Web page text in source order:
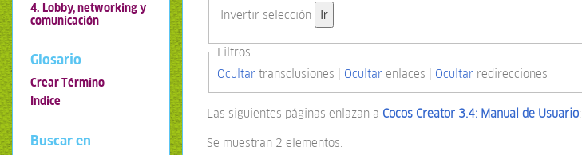
Invertir selección
Filtros
Ocultartransclusiones | Ocultarenlaces | Ocultarredirecciones
Las siguientes páginas enlazan a Cocos Creator 3.4: Manual de Usuario:
Se muestran 2 elementos.
4. Lobby, networking y
comunicación
Glosario
Crear Término
Indice
Buscar en